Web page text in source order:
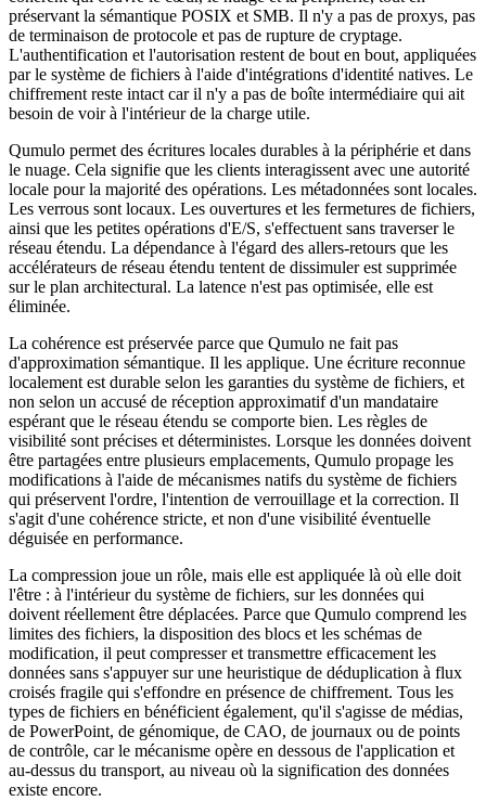
préservant la sémantique POSIX et SMB. Il n'y a pas de proxys, pas
de terminaison de protocole et pas de rupture de cryptage.
L'authentification et l'autorisation restent de bout en bout, appliquées
par le système de fichiers à l'aide d'intégrations d'identité natives. Le
chiffrement reste intact car il n'y a pas de boîte intermédiaire qui ait
besoin de voir à l'intérieur de la charge utile.
Qumulo permet des écritures locales durables à la périphérie et dans
le nuage. Cela signifie que les clients interagissent avec une autorité
locale pour la majorité des opérations. Les métadonnées sont locales.
Les verrous sont locaux. Les ouvertures et les fermetures de fichiers,
ainsi que les petites opérations d'E/S, s'effectuent sans traverser le
réseau étendu. La dépendance à l'égard des allers-retours que les
accélérateurs de réseau étendu tentent de dissimuler est supprimée
sur le plan architectural. La latence n'est pas optimisée, elle est
éliminée.
La cohérence est préservée parce que Qumulo ne fait pas
d'approximation sémantique. Il les applique. Une écriture reconnue
localement est durable selon les garanties du système de fichiers, et
non selon un accusé de réception approximatif d'un mandataire
espérant que le réseau étendu se comporte bien. Les règles de
visibilité sont précises et déterministes. Lorsque les données doivent
être partagées entre plusieurs emplacements, Qumulo propage les
modifications à l'aide de mécanismes natifs du système de fichiers
qui préservent l'ordre, l'intention de verrouillage et la correction. Il
s'agit d'une cohérence stricte, et non d'une visibilité éventuelle
déguisée en performance.
La compression joue un rôle, mais elle est appliquée là où elle doit
l'être : à l'intérieur du système de fichiers, sur les données qui
doivent réellement être déplacées. Parce que Qumulo comprend les
limites des fichiers, la disposition des blocs et les schémas de
modification, il peut compresser et transmettre efficacement les
données sans s'appuyer sur une heuristique de déduplication à flux
croisés fragile qui s'effondre en présence de chiffrement. Tous les
types de fichiers en bénéficient également, qu'il s'agisse de médias,
de PowerPoint, de génomique, de CAO, de journaux ou de points
de contrôle, car le mécanisme opère en dessous de l'application et
au-dessus du transport, au niveau où la signification des données
existe encore.